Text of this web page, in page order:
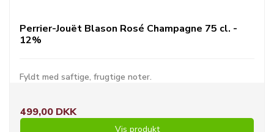
Perrier-Jouët Blason Rosé Champagne 75 cl. -
12%
Fyldt med saftige, frugtige noter.
499,00 DKK
Vis produkt